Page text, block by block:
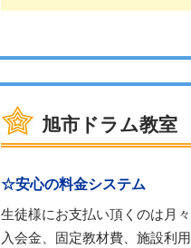
旭市ドラム教
☆安心の料金システム
生徒様にお支払い頂くのは月
入会金、固定教材費、施設利